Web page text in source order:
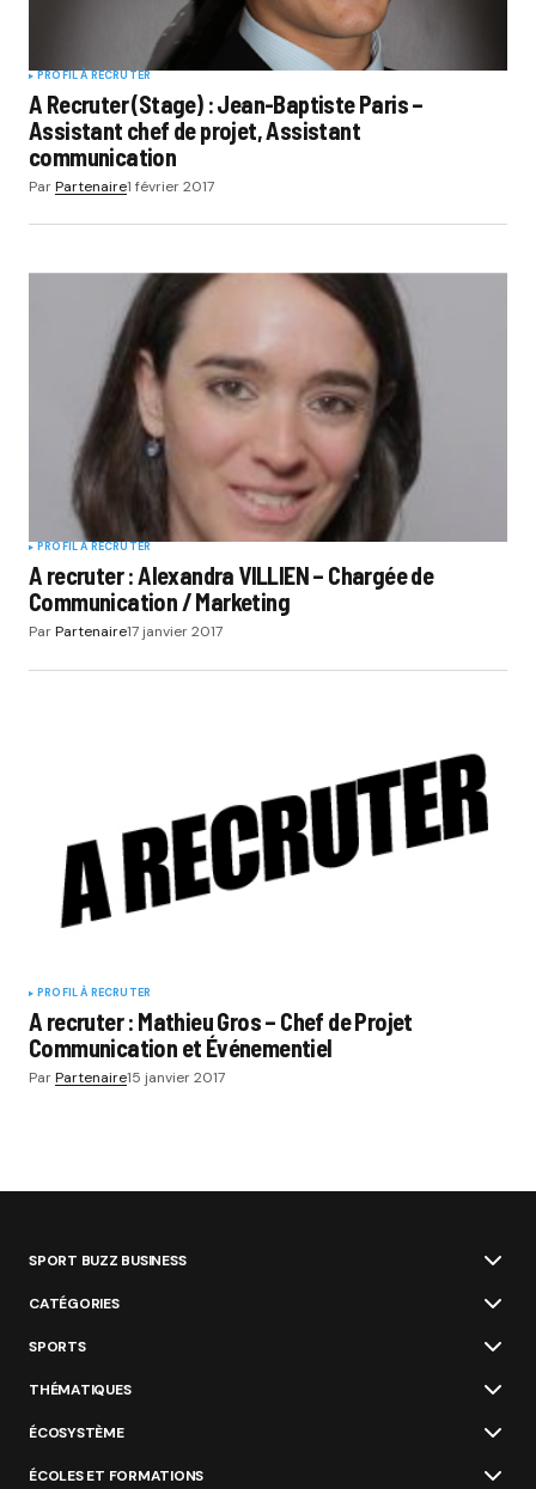
PROFIL À RECRUTER
A Recruter (Stage) : Jean-Baptiste Paris –
Assistant chef de projet, Assistant
communication
ParPartenaire1 février 2017
PROFIL À RECRUTER
A recruter : Alexandra VILLIEN – Chargée de
Communication / Marketing
ParPartenaire17 janvier 2017
PROFIL À RECRUTER
A recruter : Mathieu Gros – Chef de Projet
Communication et Événementiel
ParPartenaire15 janvier 2017
SPORT BUZZ BUSINESS
CATÉGORIES
SPORTS
THÉMATIQUES
ÉCOSYSTÈME
ÉCOLES ET FORMATIONS